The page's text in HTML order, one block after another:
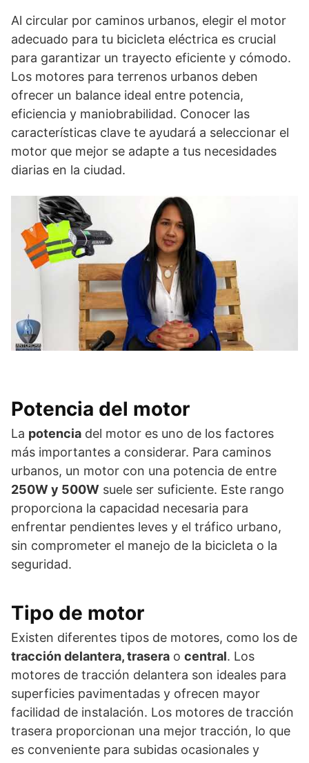
Al circular por caminos urbanos, elegir el motor
adecuado para tu bicicleta eléctrica es crucial
para garantizar un trayecto eficiente y cómodo.
Los motores para terrenos urbanos deben
ofrecer un balance ideal entre potencia,
eficiencia y maniobrabilidad. Conocer las
características clave te ayudará a seleccionar el
motor que mejor se adapte a tus necesidades
diarias en la ciudad.
Potencia del motor
La potencia del motor es uno de los factores
más importantes a considerar. Para caminos
urbanos, un motor con una potencia de entre
250W y 500W suele ser suficiente. Este rango
proporciona la capacidad necesaria para
enfrentar pendientes leves y el tráfico urbano,
sin comprometer el manejo de la bicicleta o la
seguridad.
Tipo de motor
Existen diferentes tipos de motores, como los de
tracción delantera, trasera o central. Los
motores de tracción delantera son ideales para
superficies pavimentadas y ofrecen mayor
facilidad de instalación. Los motores de tracción
trasera proporcionan una mejor tracción, lo que
es conveniente para subidas ocasionales y